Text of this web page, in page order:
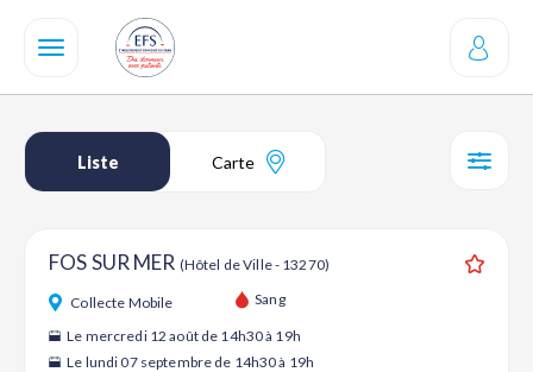
contenu
Liste Carte
FOS SUR MER (Hôtel de Ville - 13270)
Collecte Mobile Sang
Le mercredi 12 août de 14h30 à 19h
Le lundi 07 septembre de 14h30 à 19h